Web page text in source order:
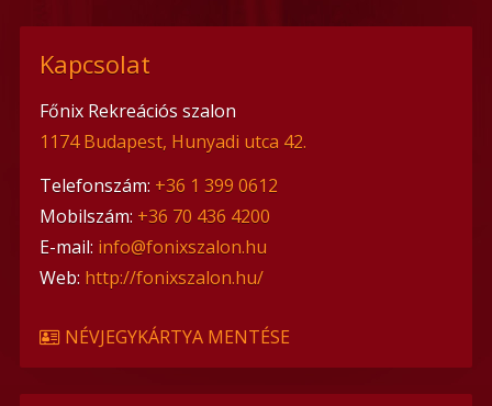
Kapcsolat
Főnix Rekreációs szalon
1174 Budapest, Hunyadi utca 42.
Telefonszám: +36 1 399 0612
Mobilszám: +36 70 436 4200
E-mail: info@fonixszalon.hu
Web: http://fonixszalon.hu/
NÉVJEGYKÁRTYA MENTÉSE